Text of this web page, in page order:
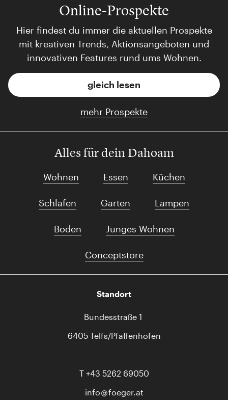
Online-Prospekte
Hier findest du immer die aktuellen Prospekte
mit kreativen Trends, Aktionsangeboten und
innovativen Features rund ums Wohnen.
gleich lesen
mehr Prospekte
Alles für dein Dahoam
Wohnen Essen Küchen
Schlafen Garten Lampen
Boden Junges Wohnen
Conceptstore
Standort
Bundesstraße 1
6405 Telfs/Pfaffenhofen
T +43 5262 69050
info
foeger.at